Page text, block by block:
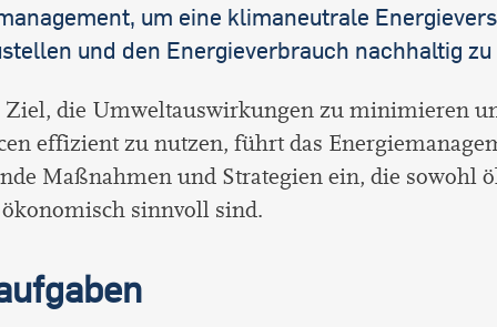
um eine klimaneutrale
und den Energieverbrauch nachhaltig
die Umweltauswirkungen zu minimieren
effizient zu nutzen, führt das
Maßnahmen und Strategien ein, die sowohl
sinnvoll sind.